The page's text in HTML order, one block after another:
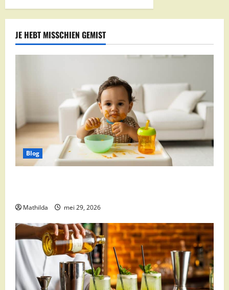
JE HEBT MISSCHIEN GEMIST
Blog
Mathilda mei 29, 2026